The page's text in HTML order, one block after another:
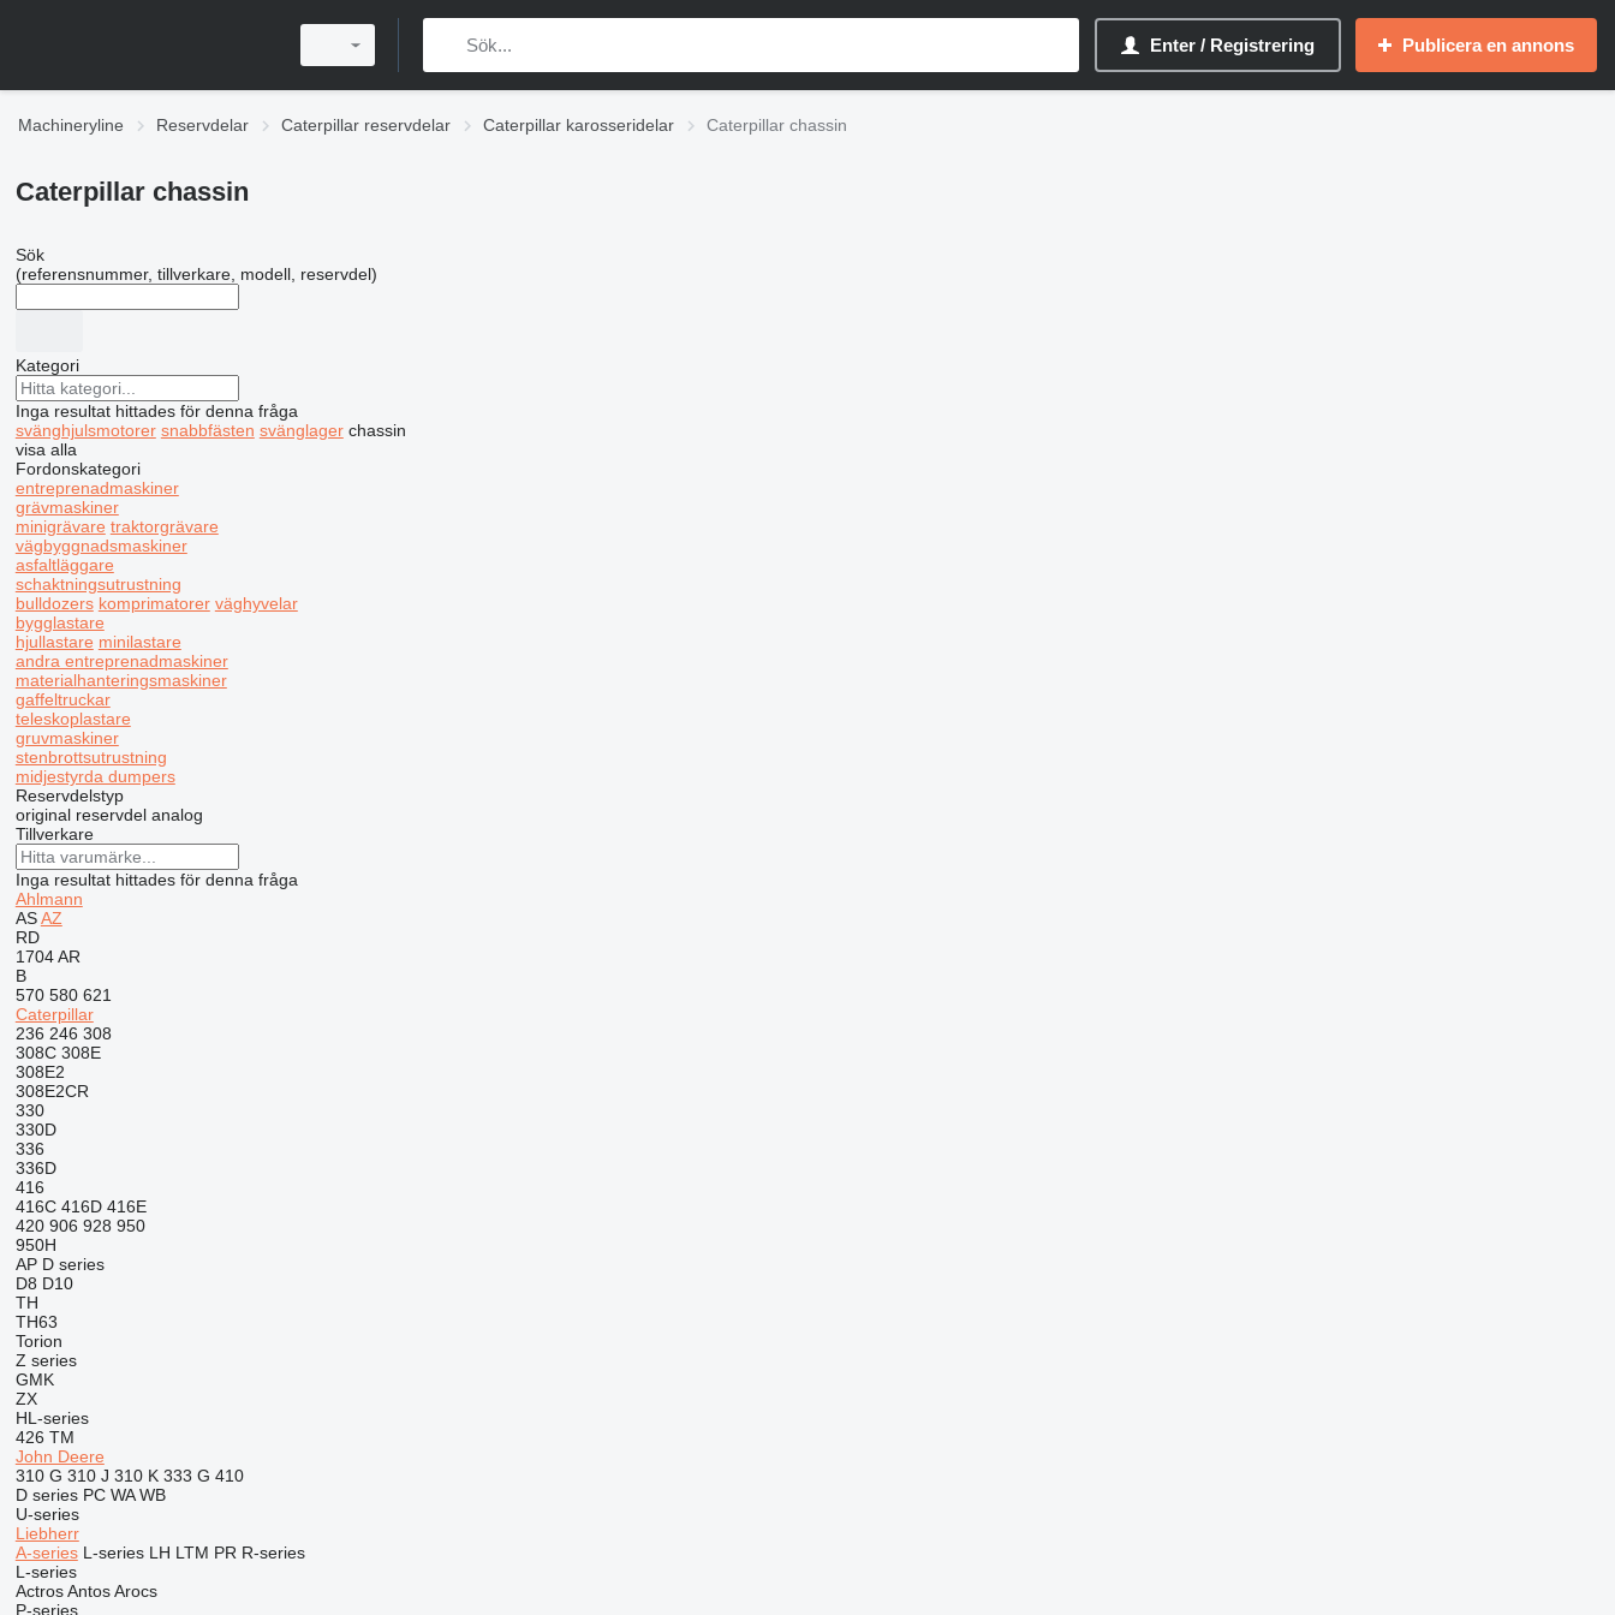
Enter / Registrering Publicera en annons
Machineryline Reservdelar Caterpillar reservdelar Caterpillar karosseridelar Caterpillar chassin
Caterpillar chassin
Sök
(referensnummer, tillverkare, modell, reservdel)
Kategori
Inga resultat hittades för denna fråga
svänghjulsmotorer snabbfästen svänglager chassin
visa alla
Fordonskategori
entreprenadmaskiner
grävmaskiner
minigrävare traktorgrävare
vägbyggnadsmaskiner
asfaltläggare
schaktningsutrustning
bulldozers komprimatorer väghyvelar
bygglastare
hjullastare minilastare
andra entreprenadmaskiner
materialhanteringsmaskiner
gaffeltruckar
teleskoplastare
gruvmaskiner
stenbrottsutrustning
midjestyrda dumpers
Reservdelstyp
original reservdel analog
Tillverkare
Inga resultat hittades för denna fråga
Ahlmann
AS AZ
RD
1704 AR
B
570 580 621
Caterpillar
236 246 308
308C 308E
308E2
308E2CR
330
330D
336
336D
416
416C 416D 416E
420 906 928 950
950H
AP D series
D8 D10
TH
TH63
Torion
Z series
GMK
ZX
HL-series
426 TM
John Deere
310 G 310 J 310 K 333 G 410
D series PC WA WB
U-series
Liebherr
A-series L-series LH LTM PR R-series
L-series
Actros Antos Arocs
P-series